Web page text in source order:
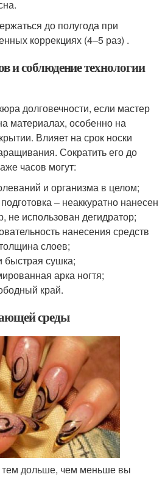
до полугода при
коррекциях (4–5 раз) .
и соблюдение технологии
долговечности, если мастер
материалах, особенно на
Влияет на срок носки
Сократить его до
часов могут:
и организма в целом;
– неаккуратно нанесен
не использован дегидратор;
нанесения средств
слоев;
быстрая сушка;
арка ногтя;
край.
среды
дольше, чем меньше вы